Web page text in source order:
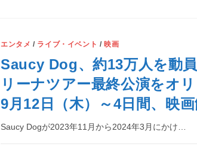
エンタメ / ライブ・イベント /映画
Saucy Dog、約13万人を動
リーナツアー最終公演をオ
9月12日（木）～4日間、映画
Saucy Dogが2023年11月から2024年3月にかけ…